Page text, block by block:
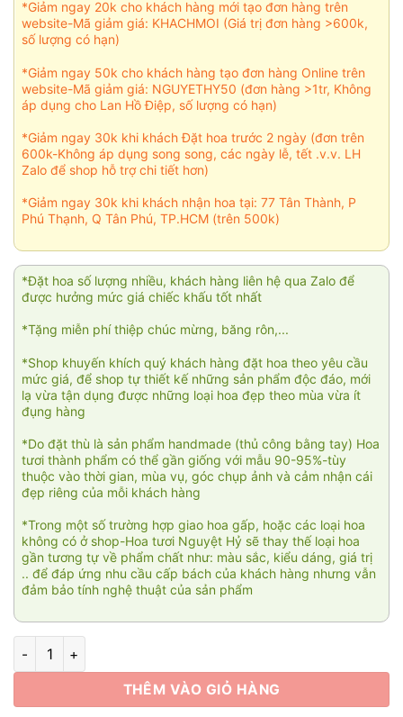
*Giảm ngay 20k cho khách hàng mới tạo đơn hàng trên
website-Mã giảm giá: KHACHMOI (Giá trị đơn hàng >600k,
số lượng có hạn)
*Giảm ngay 50k cho khách hàng tạo đơn hàng Online trên
website-Mã giảm giá: NGUYETHY50 (đơn hàng >1tr, Không
áp dụng cho Lan Hồ Điệp, số lượng có hạn)
*Giảm ngay 30k khi khách Đặt hoa trước 2 ngày (đơn trên
600k-Không áp dụng song song, các ngày lễ, tết .v.v. LH
Zalo để shop hỗ trợ chi tiết hơn)
*Giảm ngay 30k khi khách nhận hoa tại: 77 Tân Thành, P
Phú Thạnh, Q Tân Phú, TP.HCM (trên 500k)
*Đặt hoa số lượng nhiều, khách hàng liên hệ qua Zalo để
được hưởng mức giá chiếc khấu tốt nhất
*Tặng miễn phí thiệp chúc mừng, băng rôn,...
*Shop khuyến khích quý khách hàng đặt hoa theo yêu cầu
mức giá, để shop tự thiết kế những sản phẩm độc đáo, mới
lạ vừa tận dụng được những loại hoa đẹp theo mùa vừa ít
đụng hàng
*Do đặt thù là sản phẩm handmade (thủ công bằng tay) Hoa
tươi thành phẩm có thể gần giống với mẫu 90-95%-tùy
thuộc vào thời gian, mùa vụ, góc chụp ảnh và cảm nhận cái
đẹp riêng của mỗi khách hàng
*Trong một số trường hợp giao hoa gấp, hoặc các loại hoa
không có ở shop-Hoa tươi Nguyệt Hỷ sẽ thay thế loại hoa
gần tương tự về phẩm chất như: màu sắc, kiểu dáng, giá trị
.. để đáp ứng nhu cầu cấp bách của khách hàng nhưng vẫn
đảm bảo tính nghệ thuật của sản phẩm
Hoa tuyết mùa hè 02 số lượng
THÊM VÀO GIỎ HÀNG